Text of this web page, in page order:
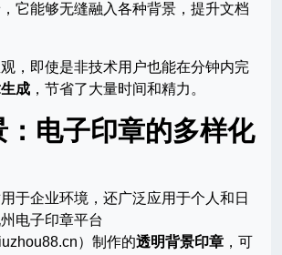
它能够无缝融入各种背景，提升文档
，即使是非技术用户也能在分钟内完
成 ，节省了大量时间和精力。
：电子印章的多样化
于企业环境，还广泛应用于个人和日
电子印章平台
）制作的透明背景印章 ，可